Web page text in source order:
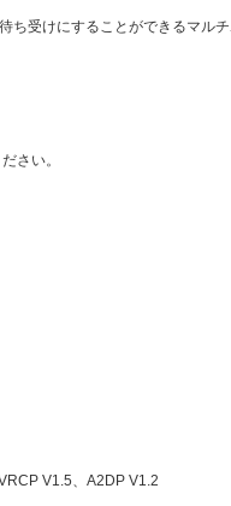
ち受けにすることができるマル
さい。
V1.5、A2DP V1.2